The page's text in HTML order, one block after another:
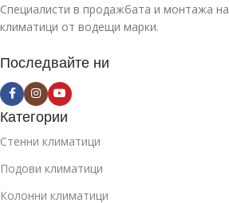
Специалисти в продажбата и монтажа на
климатици от водещи марки.
Последвайте ни
Категории
Стенни климатици
Подови климатици
Колонни климатици